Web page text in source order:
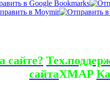
сайте?
сайтаXMAP